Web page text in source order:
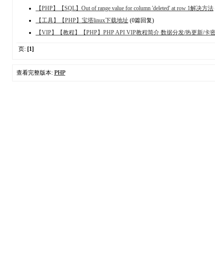
【PHP】【SQL】Out of range value for column 'deleted' at row 1解决方法
【工具】【PHP】宝塔linux下载地址 (0篇回复)
【VIP】【教程】【PHP】PHP API VIP教程简介 数据分发/热更新/卡
页: [1]
查看完整版本: PHP